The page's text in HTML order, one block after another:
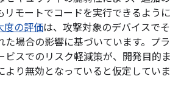
リモートでコードを実行できるように
度の評価は、攻撃対象のデバイスでそ
た場合の影響に基づいています。プラ
ビスでのリスク軽減策が、開発目的ま
より無効となっていると仮定していま